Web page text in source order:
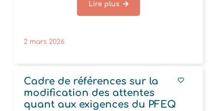
Lire plus
2 mars 2026
Cadre de références sur la
modification des attentes
quant aux exigences du PFEQ